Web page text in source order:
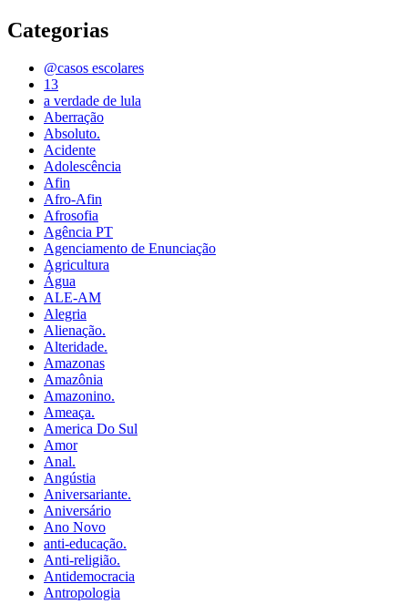
Categorias
@casos escolares
13
a verdade de lula
Aberração
Absoluto.
Acidente
Adolescência
Afin
Afro-Afin
Afrosofia
Agência PT
Agenciamento de Enunciação
Agricultura
Água
ALE-AM
Alegria
Alienação.
Alteridade.
Amazonas
Amazônia
Amazonino.
Ameaça.
America Do Sul
Amor
Anal.
Angústia
Aniversariante.
Aniversário
Ano Novo
anti-educação.
Anti-religião.
Antidemocracia
Antropologia